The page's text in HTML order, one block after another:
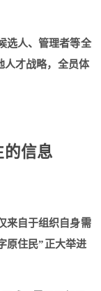
选人、管理者等全
人才战略，全员体
的信息
来自于组织自身需
原住民”正大举进